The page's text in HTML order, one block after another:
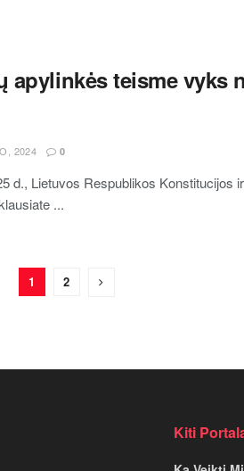
apylinkės teisme
2024 0
d., Lietuvos Respublikos Konstitucijos
...
1 2
Kiti